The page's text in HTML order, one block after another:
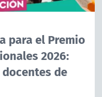
para el Premio
2026:
de